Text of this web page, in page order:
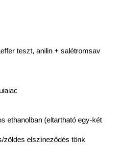
teszt, anilin + salétromsav
ethanolban (eltartható egy-két
zöldes elszíneződés tönk